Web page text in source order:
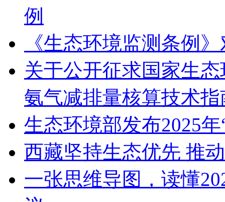
例
《生态环境监测条例
关于公开征求国家生
氨气减排量核算技术
生态环境部发布2025
西藏坚持生态优先 推
一张思维导图，读懂